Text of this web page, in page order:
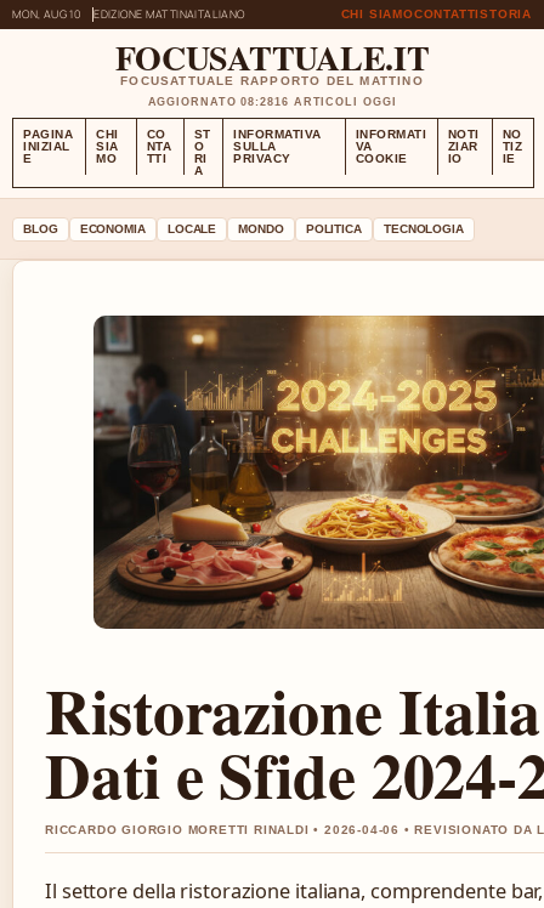
MON, AUG 10 EDIZIONE MATTINAITALIANO CHI SIAMOCONTATTISTORIA
FOCUSATTUALE.IT
FOCUSATTUALE RAPPORTO DEL MATTINO
AGGIORNATO 08:2816 ARTICOLI OGGI
PAGINA
INIZIAL
E
CHI
SIA
MO
CO
NTA
TTI
ST
O
RI
A
INFORMATIVA
SULLA
PRIVACY
INFORMATI
VA
COOKIE
NOTI
ZIAR
IO
NO
TIZ
IE
BLOG ECONOMIA LOCALE MONDO POLITICA TECNOLOGIA
Ristorazione
Dati e Sfide 2024-
RICCARDO GIORGIO MORETTI RINALDI • 2026-04-06 • REVISIONATO DA
Il settore della ristorazione italiana, comprendente